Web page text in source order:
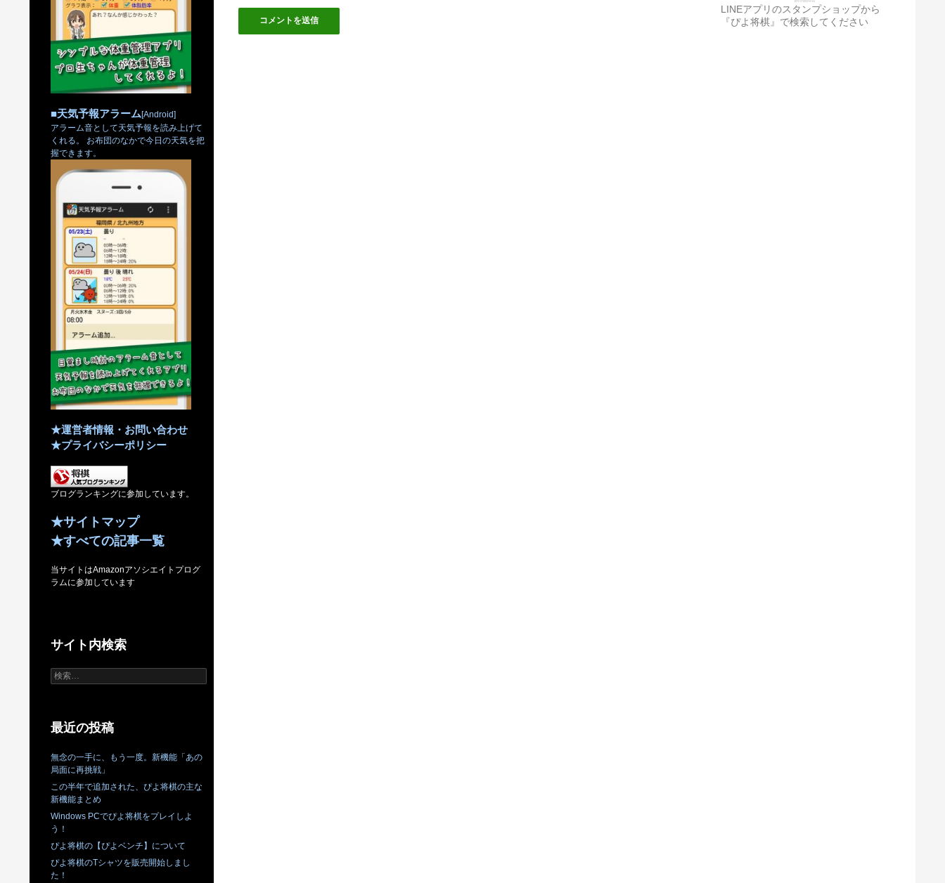
LINEアプリのスタンプショップから
『ぴよ将棋』で検索してください
■天気予報アラーム[Android]
アラーム音として天気予報を読み上げて
くれる。 お布団のなかで今日の天気を把
握できます。
★運営者情報・お問い合わせ
★プライバシーポリシー
ブログランキングに参加しています。
★サイトマップ
★すべての記事一覧
当サイトはAmazonアソシエイトプログ
ラムに参加しています
サイト内検索
検
索:
最近の投稿
無念の一手に、もう一度。新機能「あの
局面に再挑戦」
この半年で追加された、ぴよ将棋の主な
新機能まとめ
Windows PCでぴよ将棋をプレイしよ
う！
ぴよ将棋の【ぴよベンチ】について
ぴよ将棋のTシャツを販売開始しまし
た！